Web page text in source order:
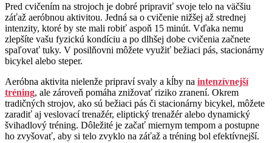
Pred cvičením na strojoch je dobré pripraviť svoje telo na väčšiu
záťaž aeróbnou aktivitou. Jedná sa o cvičenie nižšej až strednej
intenzity, ktoré by ste mali robiť aspoň 15 minút. Vďaka nemu
zlepšíte vašu fyzickú kondíciu a po dlhšej dobe cvičenia začnete
spaľovať tuky. V posilňovni môžete využiť bežiaci pás, stacionárny
bicykel alebo steper.
Aeróbna aktivita nielenže pripraví svaly a kĺby na intenzívnejší
tréning, ale zároveň pomáha znižovať riziko zranení. Okrem
tradičných strojov, ako sú bežiaci pás či stacionárny bicykel, môžete
zaradiť aj veslovací trenažér, eliptický trenažér alebo dynamický
švihadlový tréning. Dôležité je začať miernym tempom a postupne
ho zvyšovať, aby si telo zvyklo na záťaž a tréning bol efektívnejší.